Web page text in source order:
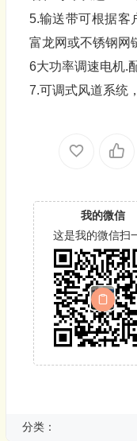
5.输送带可根据客
富龙网或不锈钢网
6大功率调速电机.
7.可调式风道系统
我的微信
这是我的微信扫
分类：